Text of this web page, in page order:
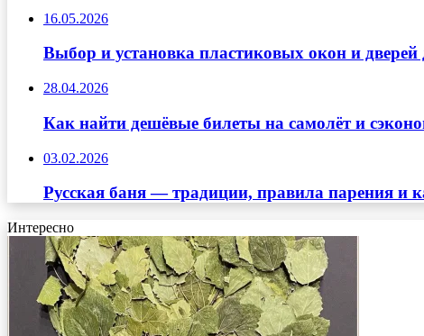
16.05.2026
Выбор и установка пластиковых окон и
28.04.2026
Как найти дешёвые билеты на самолёт и
03.02.2026
Русская баня — традиции, правила парения и
Интересно